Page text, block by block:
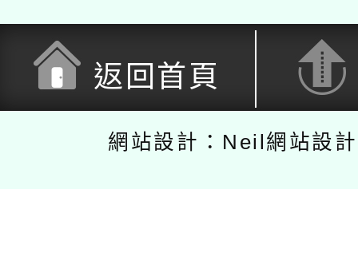
返回首頁
網站設計：Neil網站設